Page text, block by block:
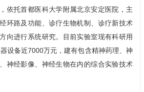
依托首都医科大学附属北京安定医院，主
环路及功能、诊疗生物机制、诊疗新技术
向进行系统研究。目前实验室现有科研用
设备近7000万元，建有包含精神药理、神
神经影像、神经生物在内的综合实验技术